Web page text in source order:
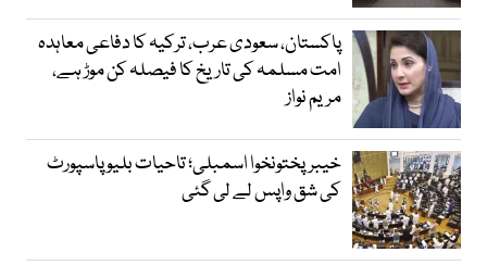
پاکستان، سعودی عرب، ترکیہ کا دفاعی معاہدہ
امت مسلمہ کی تاریخ کا فیصلہ کن موڑ ہے،
مریم نواز
خیبرپختونخوا اسمبلی؛ تاحیات بلیو پاسپورٹ
کی شق واپس لے لی گئی